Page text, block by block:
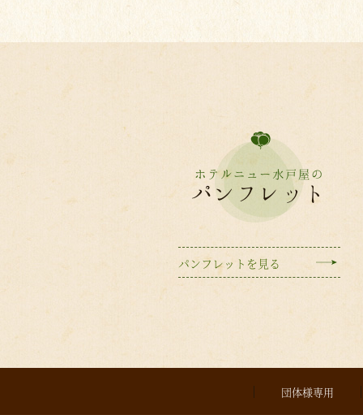
ホテルニュー水戸屋の
パンフレット
パンフレットを見る
団体様専用